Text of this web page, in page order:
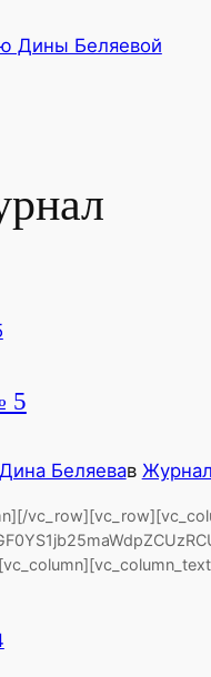
Дины Беляевой
5
Дина Беляевав